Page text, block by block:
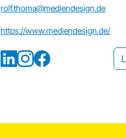
rolf.thoma@mediendesign.de
https://www.mediendesign.de/